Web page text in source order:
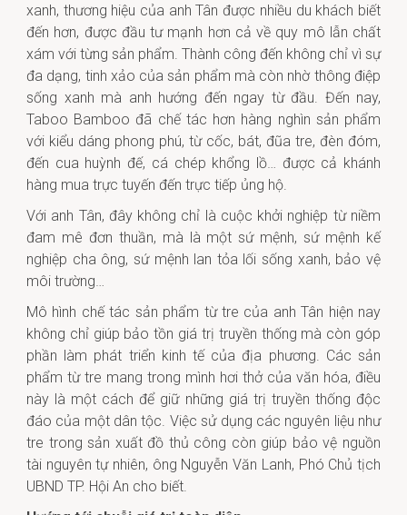
xanh, thương hiệu của anh Tân được nhiều du khách biết
đến hơn, được đầu tư mạnh hơn cả về quy mô lẫn chất
xám với từng sản phẩm. Thành công đến không chỉ vì sự
đa dạng, tinh xảo của sản phẩm mà còn nhờ thông điệp
sống xanh mà anh hướng đến ngay từ đầu. Đến nay,
Taboo Bamboo đã chế tác hơn hàng nghìn sản phẩm
với kiểu dáng phong phú, từ cốc, bát, đũa tre, đèn đóm,
đến cua huỳnh đế, cá chép khổng lồ… được cả khánh
hàng mua trực tuyến đến trực tiếp ủng hộ.
Với anh Tân, đây không chỉ là cuộc khởi nghiệp từ niềm
đam mê đơn thuần, mà là một sứ mệnh, sứ mệnh kế
nghiệp cha ông, sứ mệnh lan tỏa lối sống xanh, bảo vệ
môi trường…
Mô hình chế tác sản phẩm từ tre của anh Tân hiện nay
không chỉ giúp bảo tồn giá trị truyền thống mà còn góp
phần làm phát triển kinh tế của địa phương. Các sản
phẩm từ tre mang trong mình hơi thở của văn hóa, điều
này là một cách để giữ những giá trị truyền thống độc
đáo của một dân tộc. Việc sử dụng các nguyên liệu như
tre trong sản xuất đồ thủ công còn giúp bảo vệ nguồn
tài nguyên tự nhiên, ông Nguyễn Văn Lanh, Phó Chủ tịch
UBND TP. Hội An cho biết.